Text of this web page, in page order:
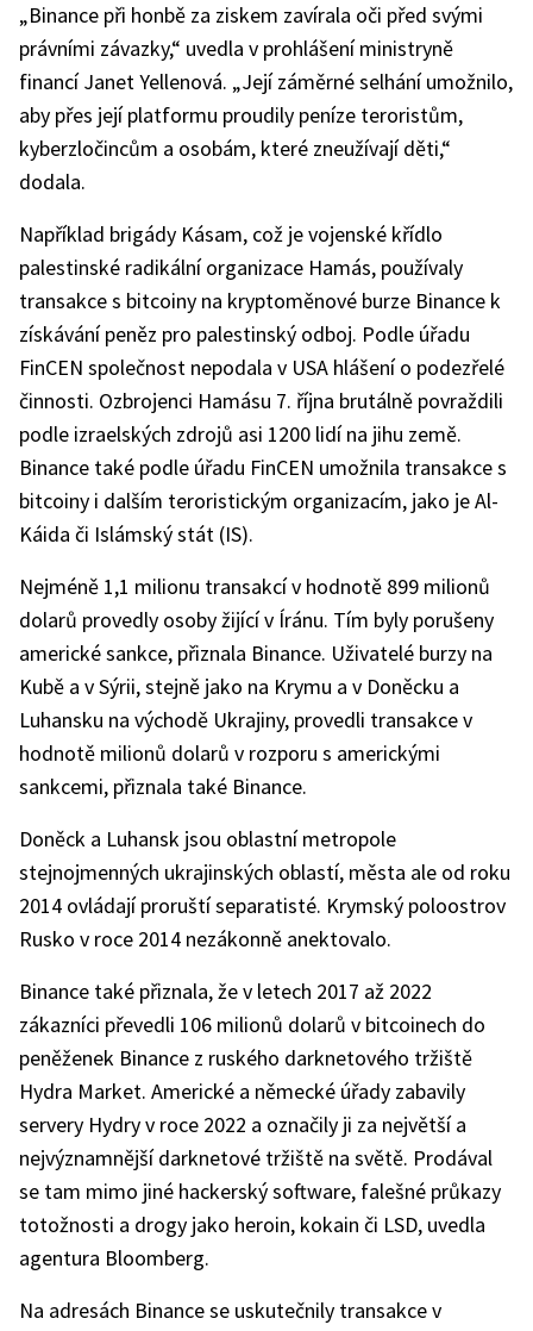
„Binance při honbě za ziskem zavírala oči před svými
právními závazky,“ uvedla v prohlášení ministryně
financí Janet Yellenová. „Její záměrné selhání umožnilo,
aby přes její platformu proudily peníze teroristům,
kyberzločincům a osobám, které zneužívají děti,“
dodala.
Například brigády Kásam, což je vojenské křídlo
palestinské radikální organizace Hamás, používaly
transakce s bitcoiny na kryptoměnové burze Binance k
získávání peněz pro palestinský odboj. Podle úřadu
FinCEN společnost nepodala v USA hlášení o podezřelé
činnosti. Ozbrojenci Hamásu 7. října brutálně povraždili
podle izraelských zdrojů asi 1200 lidí na jihu země.
Binance také podle úřadu FinCEN umožnila transakce s
bitcoiny i dalším teroristickým organizacím, jako je Al-
Káida či Islámský stát (IS).
Nejméně 1,1 milionu transakcí v hodnotě 899 milionů
dolarů provedly osoby žijící v Íránu. Tím byly porušeny
americké sankce, přiznala Binance. Uživatelé burzy na
Kubě a v Sýrii, stejně jako na Krymu a v Doněcku a
Luhansku na východě Ukrajiny, provedli transakce v
hodnotě milionů dolarů v rozporu s americkými
sankcemi, přiznala také Binance.
Doněck a Luhansk jsou oblastní metropole
stejnojmenných ukrajinských oblastí, města ale od roku
2014 ovládají proruští separatisté. Krymský poloostrov
Rusko v roce 2014 nezákonně anektovalo.
Binance také přiznala, že v letech 2017 až 2022
zákazníci převedli 106 milionů dolarů v bitcoinech do
peněženek Binance z ruského darknetového tržiště
Hydra Market. Americké a německé úřady zabavily
servery Hydry v roce 2022 a označily ji za největší a
nejvýznamnější darknetové tržiště na světě. Prodával
se tam mimo jiné hackerský software, falešné průkazy
totožnosti a drogy jako heroin, kokain či LSD, uvedla
agentura Bloomberg.
Na adresách Binance se uskutečnily transakce v